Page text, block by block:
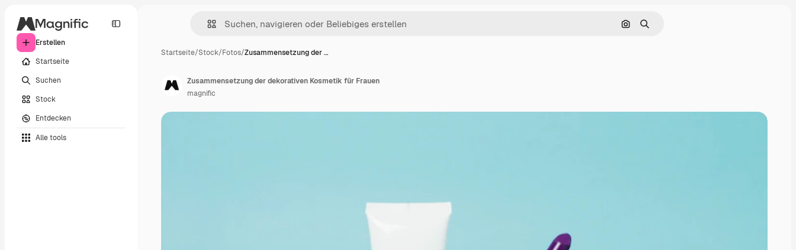
Erstellen
Startseite
Suchen
Stock
Entdecken
Alle tools
Nach Bild suchen
Suchen
Startseite/Stock/Fotos/Zusammensetzung der …
Zusammensetzung der dekorativen Kosmetik für Frauen
magnific